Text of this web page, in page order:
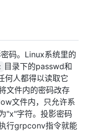
码。Linux系统里的
目录下的passwd和
何人都得以读取它
文件内的密码改存
文件内，只允许系
"x"字符。投影密码
行grpconv指令就能